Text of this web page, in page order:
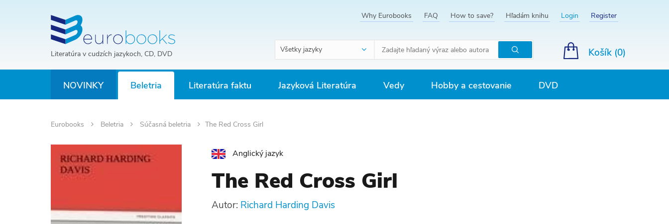
Literatúra v cudzích jazykoch, CD, DVD
Why Eurobooks FAQ How to save? Hľadám knihu Login Register
Všetky jazyky
Hľadať
Košík (0)
NOVINKY Beletria Literatúra faktu Jazyková Literatúra Vedy Hobby a cestovanie DVD
Eurobooks Beletria Súčasná beletria The Red Cross Girl
Anglický jazyk
The Red Cross Girl
Autor: Richard Harding Davis